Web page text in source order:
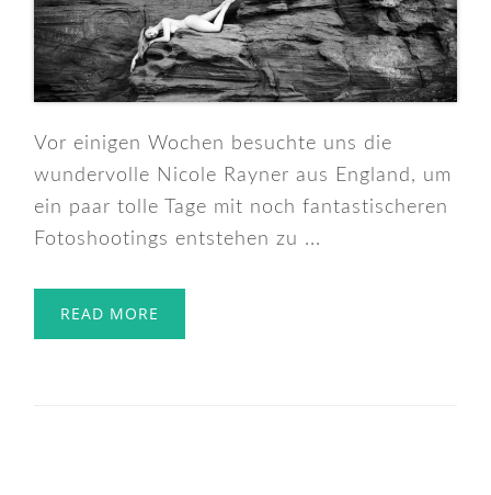
Vor einigen Wochen besuchte uns die
wundervolle Nicole Rayner aus England, um
ein paar tolle Tage mit noch fantastischeren
Fotoshootings entstehen zu ...
READ MORE